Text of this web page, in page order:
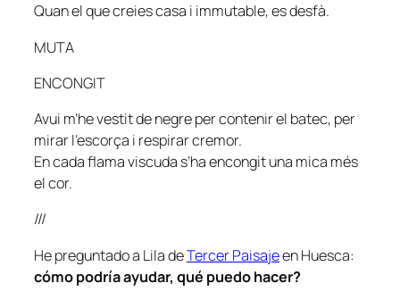
Quan el que creies casa i immutable, es desfà.
MUTA
ENCONGIT
Avui m’he vestit de negre per contenir el batec, per
mirar l’escorça i respirar cremor.
En cada flama viscuda s’ha encongit una mica més
el cor.
///
He preguntado a Lila deTercer Paisajeen Huesca:
cómo podría ayudar, qué puedo hacer?